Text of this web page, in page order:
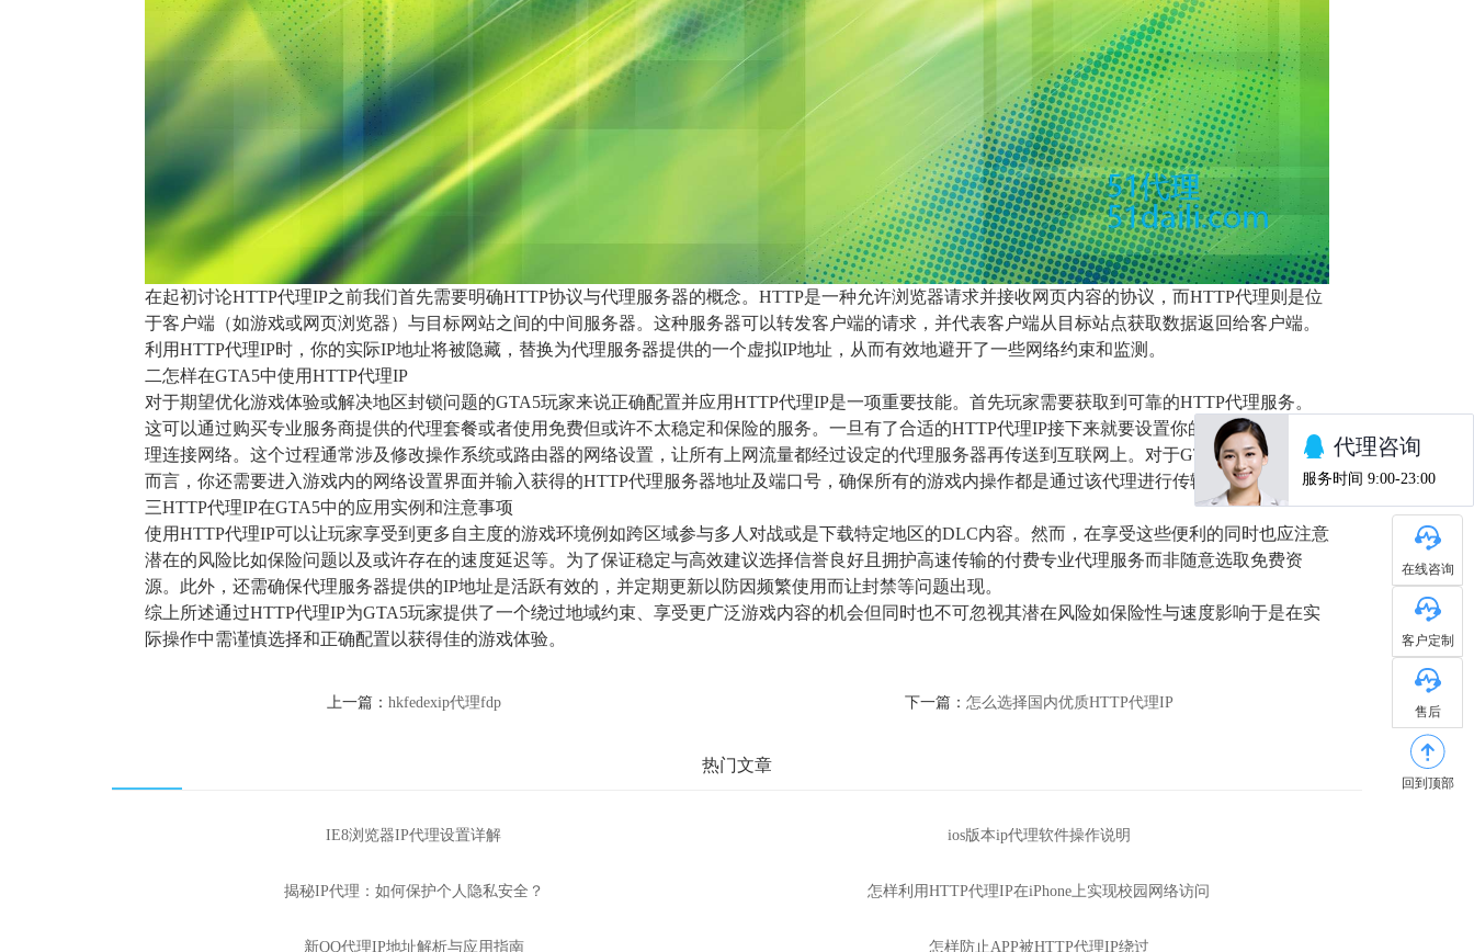
在起初讨论HTTP代理IP之前我们首先需要明确HTTP协议与代理服务器的概念。HTTP是一种允许浏览器请求并接收网页内容的协议，而HTTP代理则是位
于客户端（如游戏或网页浏览器）与目标网站之间的中间服务器。这种服务器可以转发客户端的请求，并代表客户端从目标站点获取数据返回给客户端。
利用HTTP代理IP时，你的实际IP地址将被隐藏，替换为代理服务器提供的一个虚拟IP地址，从而有效地避开了一些网络约束和监测。
二怎样在GTA5中使用HTTP代理IP
对于期望优化游戏体验或解决地区封锁问题的GTA5玩家来说正确配置并应用HTTP代理IP是一项重要技能。首先玩家需要获取到可靠的HTTP代理服务。
这可以通过购买专业服务商提供的代理套餐或者使用免费但或许不太稳定和保险的服务。一旦有了合适的HTTP代理IP接下来就要设置你的设备以通过该代
理连接网络。这个过程通常涉及修改操作系统或路由器的网络设置，让所有上网流量都经过设定的代理服务器再传送到互联网上。对于GTA5这样的游戏
而言，你还需要进入游戏内的网络设置界面并输入获得的HTTP代理服务器地址及端口号，确保所有的游戏内操作都是通过该代理进行传输。
三HTTP代理IP在GTA5中的应用实例和注意事项
使用HTTP代理IP可以让玩家享受到更多自主度的游戏环境例如跨区域参与多人对战或是下载特定地区的DLC内容。然而，在享受这些便利的同时也应注意
潜在的风险比如保险问题以及或许存在的速度延迟等。为了保证稳定与高效建议选择信誉良好且拥护高速传输的付费专业代理服务而非随意选取免费资
源。此外，还需确保代理服务器提供的IP地址是活跃有效的，并定期更新以防因频繁使用而让封禁等问题出现。
综上所述通过HTTP代理IP为GTA5玩家提供了一个绕过地域约束、享受更广泛游戏内容的机会但同时也不可忽视其潜在风险如保险性与速度影响于是在实
际操作中需谨慎选择和正确配置以获得佳的游戏体验。
上一篇： hkfedexip代理fdp 下一篇： 怎么选择国内优质HTTP代理IP
热门文章
IE8浏览器IP代理设置详解 ios版本ip代理软件操作说明
揭秘IP代理：如何保护个人隐私安全？ 怎样利用HTTP代理IP在iPhone上实现校园网络访问
新QQ代理IP地址解析与应用指南 怎样防止APP被HTTP代理IP绕过
在线咨询
客户定制
售后
回到顶部